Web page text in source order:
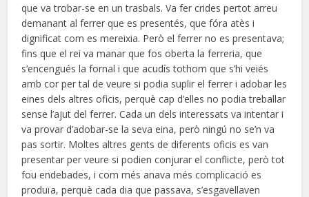
que va trobar-se en un trasbals. Va fer crides pertot arreu
demanant al ferrer que es presentés, que fóra atès i
dignificat com es mereixia. Però el ferrer no es presentava;
fins que el rei va manar que fos oberta la ferreria, que
s’encengués la fornal i que acudís tothom que s’hi veiés
amb cor per tal de veure si podia suplir el ferrer i adobar les
eines dels altres oficis, perquè cap d’elles no podia treballar
sense l’ajut del ferrer. Cada un dels interessats va intentar i
va provar d’adobar-se la seva eina, però ningú no se’n va
pas sortir. Moltes altres gents de diferents oficis es van
presentar per veure si podien conjurar el conflicte, però tot
fou endebades, i com més anava més complicació es
produïa, perquè cada dia que passava, s’esgavellaven